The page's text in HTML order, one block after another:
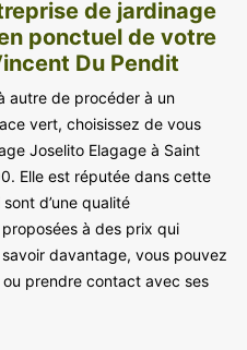
de jardinage
ponctuel de votre
Du Pendit
autre de procéder à un
vert, choisissez de vous
Joselito Elagage à Saint
Elle est réputée dans cette
d’une qualité
à des prix qui
davantage, vous pouvez
prendre contact avec ses